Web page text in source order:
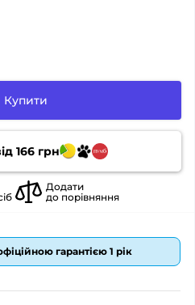
Купити
166 грн
Додати
до порівняння
гарантією 1 рік